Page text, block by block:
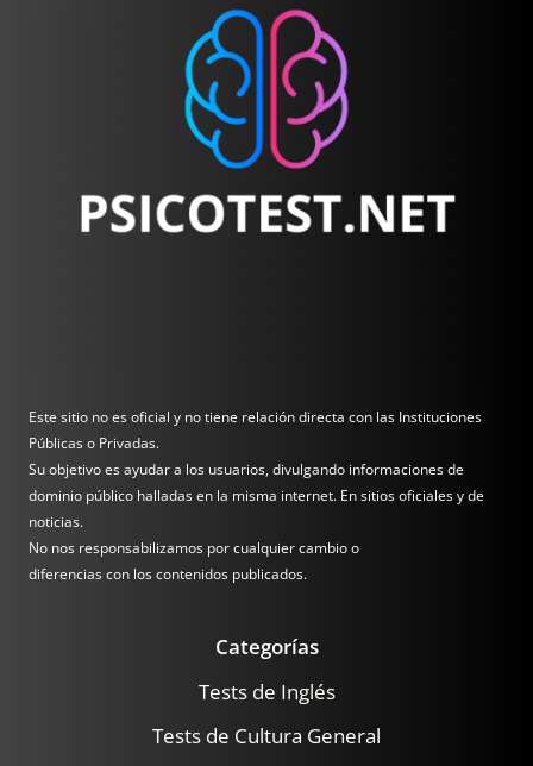
Este sitio no es oficial y no tiene relación directa con las Instituciones
Públicas o Privadas.
Su objetivo es ayudar a los usuarios, divulgando informaciones de
dominio público halladas en la misma internet. En sitios oficiales y de
noticias.
No nos responsabilizamos por cualquier cambio o
diferencias con los contenidos publicados.
Categorías
Tests de Inglés
Tests de Cultura General